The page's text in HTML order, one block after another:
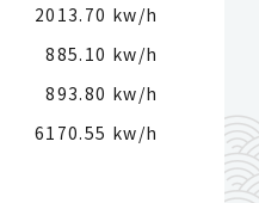
2013.70 kw/h
885.10 kw/h
893.80 kw/h
6170.55 kw/h